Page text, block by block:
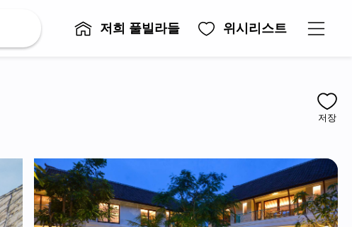
저희 풀빌라들 위시리스트
저장